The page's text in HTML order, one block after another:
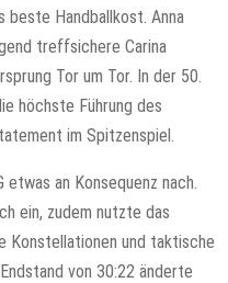
beste Handballkost. Anna
treffsichere Carina
Tor um Tor. In der 50.
höchste Führung des
im Spitzenspiel.
an Konsequenz nach.
ein, zudem nutzte das
Konstellationen und taktische
von 30:22 änderte